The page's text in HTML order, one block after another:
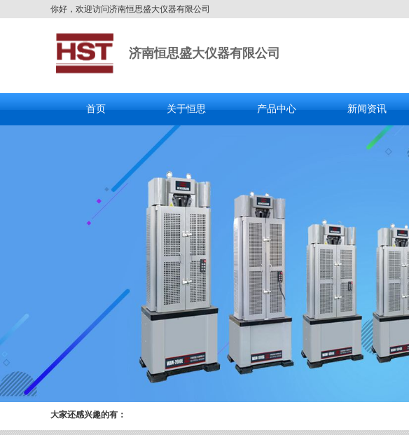
你好，欢迎访问济南恒思盛大仪器有限公司
济南恒思盛大仪器有限公司
首页 关于恒思 产品中心 新闻资讯
大家还感兴趣的有：